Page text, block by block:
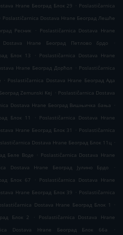
Hrane Београд Блок 29 . Poslastičarnica
. Poslastičarnica Dostava Hrane Београд Лешће
Ресник . Poslastičarnica Dostava Hrane
Dostava Hrane Београд Петлово брдо
.
Блок 13
. Poslastičarnica Dostava Hrane
Hrane Београд Дорћол . Poslastičarnica
. Poslastičarnica Dostava Hrane Београд Ада
Zemunski Kej . Poslastičarnica Dostava
Dostava Hrane Београд Вишњичка бања .
Блок 11
. Poslastičarnica Dostava Hrane
Hrane Београд Блок 31 . Poslastičarnica
Dostava Hrane Београд Блок 11ц .
Беле Воде . Poslastičarnica Dostava Hrane
Dostava Hrane Београд Јулино Брдо
.
Блок 67
. Poslastičarnica Dostava Hrane
Hrane Београд Блок 39 . Poslastičarnica
Dostava Hrane Београд Блок 1
.
Блок 2
.
Poslastičarnica Dostava Hrane
Dostava Hrane Београд Блок 66а
.